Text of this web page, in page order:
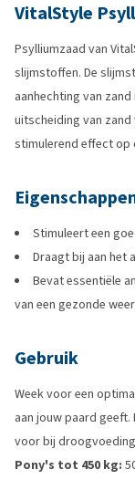
VitalStyle
Psylliumzaad van
slijmstoffen. De
aanhechting van
uitscheiding van zand
stimulerend effect op
Stimuleert een
Draagt bij aan het
Bevat essentiële
van een gezonde
Gebruik
Week voor een
aan jouw paard geeft.
voor bij
Pony's tot 450 kg: